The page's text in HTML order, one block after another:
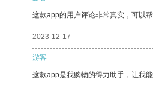
这款app的用户评论非常真实，可以
2023-12-17
游客
这款app是我购物的得力助手，让我